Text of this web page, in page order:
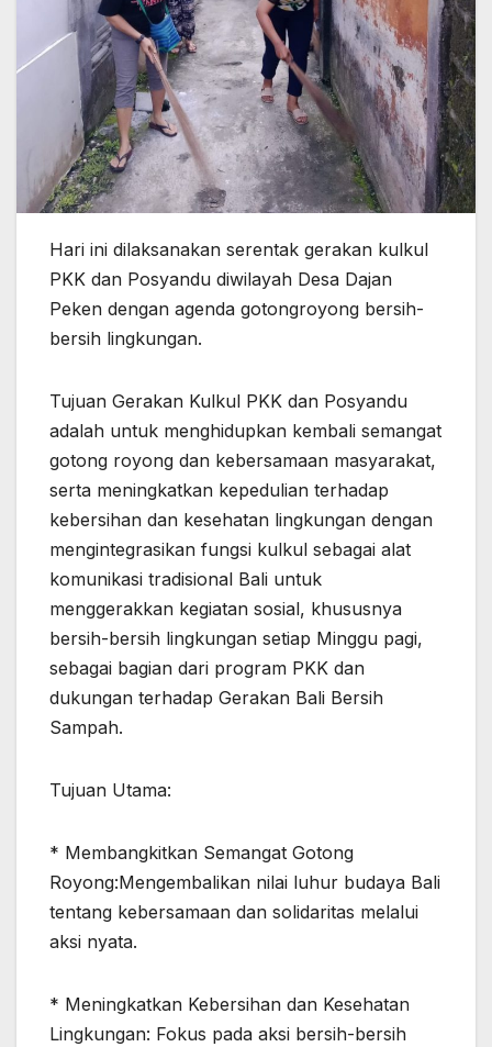
Hari ini dilaksanakan serentak gerakan kulkul
PKK dan Posyandu diwilayah Desa Dajan
Peken dengan agenda gotongroyong bersih-
bersih lingkungan.
Tujuan Gerakan Kulkul PKK dan Posyandu
adalah untuk menghidupkan kembali semangat
gotong royong dan kebersamaan masyarakat,
serta meningkatkan kepedulian terhadap
kebersihan dan kesehatan lingkungan dengan
mengintegrasikan fungsi kulkul sebagai alat
komunikasi tradisional Bali untuk
menggerakkan kegiatan sosial, khususnya
bersih-bersih lingkungan setiap Minggu pagi,
sebagai bagian dari program PKK dan
dukungan terhadap Gerakan Bali Bersih
Sampah.
Tujuan Utama:
* Membangkitkan Semangat Gotong
Royong:Mengembalikan nilai luhur budaya Bali
tentang kebersamaan dan solidaritas melalui
aksi nyata.
* Meningkatkan Kebersihan dan Kesehatan
Lingkungan: Fokus pada aksi bersih-bersih